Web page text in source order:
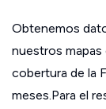
Obtenemos
nuestros
cobertura de la
meses.Para el